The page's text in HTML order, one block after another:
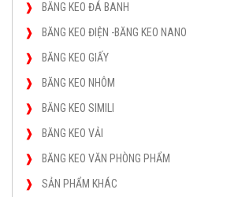
BĂNG KEO ĐÁ BANH
BĂNG KEO ĐIỆN -BĂNG KEO NANO
BĂNG KEO GIẤY
BĂNG KEO NHÔM
BĂNG KEO SIMILI
BĂNG KEO VẢI
BĂNG KEO VĂN PHÒNG PHẨM
SẢN PHẨM KHÁC